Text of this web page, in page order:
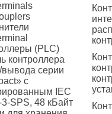
(PLC)
контроллера
вывода серии
с
IEC
SPS, 48 кБайт